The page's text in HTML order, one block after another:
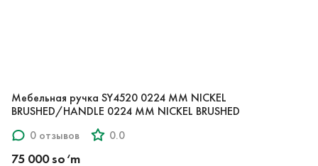
Мебельная ручка SY4520 0224 MM NICKEL
BRUSHED/HANDLE 0224 MM NICKEL BRUSHED
0 отзывов
0.0
75 000 so‘m